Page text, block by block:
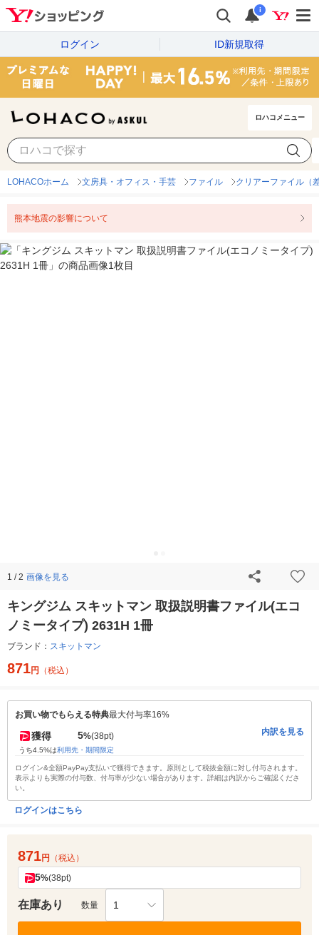
i
ログイン ID新規取得
ロハコメニュー
LOHACOホーム 文房具・オフィス・手芸 ファイル クリアーファイル（
熊本地震の影響について
1 / 2 画像を見る
キングジム スキットマン 取扱説明書ファイル(エコ
ノミータイプ) 2631H 1冊
ブランド： スキットマン
871円 （税込）
お買い物でもらえる特典最大付与率16%
獲得 5%(38pt)
うち4.5%は利用先・期間限定
内訳を見る
ログイン&全額PayPay支払いで獲得できます。原則として税抜金額に対し付与されます。
表示よりも実際の付与数、付与率が少ない場合があります。詳細は内訳からご確認くださ
い。
ログインはこちら
871円 （税込）
5%(38pt)
在庫あり 数量 1